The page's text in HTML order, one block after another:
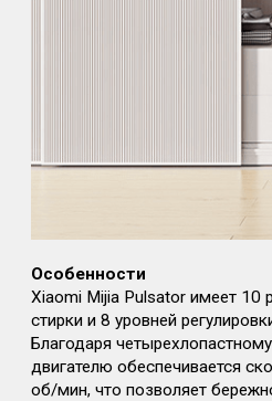
Особенности
Xiaomi Mijia Pulsator имеет 10
стирки и 8 уровней
Благодаря
двигателю обеспечивается
об/мин, что позволяет